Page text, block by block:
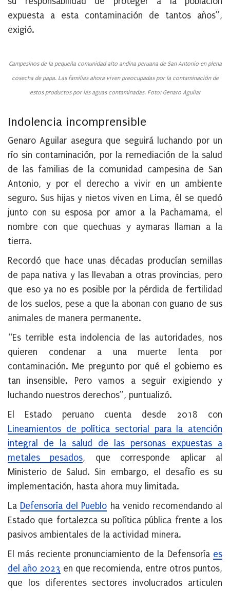
expuesta a esta contaminación de tantos años”,
exigió.
Campesinos de la pequeña comunidad alto andina peruana de San Antonio en plena
cosecha de papa. Las familias ahora viven preocupadas por la contaminación de
estos productos por las aguas contaminadas. Foto: Genaro Aguilar
Indolencia incomprensible
Genaro Aguilar asegura que seguirá luchando por un
río sin contaminación, por la remediación de la salud
de las familias de la comunidad campesina de San
Antonio, y por el derecho a vivir en un ambiente
seguro. Sus hijas y nietos viven en Lima, él se quedó
junto con su esposa por amor a la Pachamama, el
nombre con que quechuas y aymaras llaman a la
tierra.
Recordó que hace unas décadas producían semillas
de papa nativa y las llevaban a otras provincias, pero
que eso ya no es posible por la pérdida de fertilidad
de los suelos, pese a que la abonan con guano de sus
animales de manera permanente.
“Es terrible esta indolencia de las autoridades, nos
quieren condenar a una muerte lenta por
contaminación. Me pregunto por qué el gobierno es
tan insensible. Pero vamos a seguir exigiendo y
luchando nuestros derechos”, puntualizó.
El Estado peruano cuenta desde 2018 con
Lineamientos de política sectorial para la atención
integral de la salud de las personas expuestas a
metales pesados, que corresponde aplicar al
Ministerio de Salud. Sin embargo, el desafío es su
implementación, hasta ahora muy limitada.
La Defensoría del Pueblo ha venido recomendando al
Estado que fortalezca su política pública frente a los
pasivos ambientales de la actividad minera.
El más reciente pronunciamiento de la Defensoría es
del año 2023 en que recomienda, entre otros puntos,
que los diferentes sectores involucrados articulen